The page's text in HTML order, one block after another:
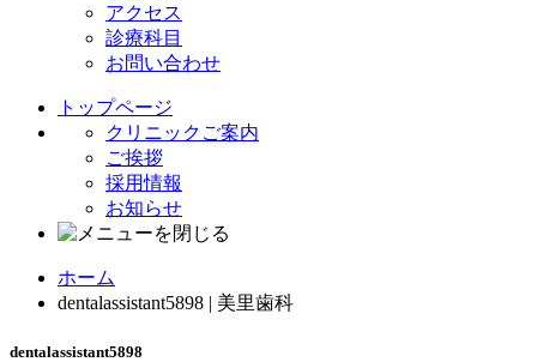
アクセス
診療科目
お問い合わせ
トップページ
クリニックご案内
ご挨拶
採用情報
お知らせ
ホーム
dentalassistant5898 | 美里歯科
dentalassistant5898